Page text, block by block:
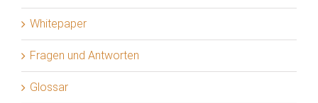
Whitepaper
Fragen und Antworten
Glossar